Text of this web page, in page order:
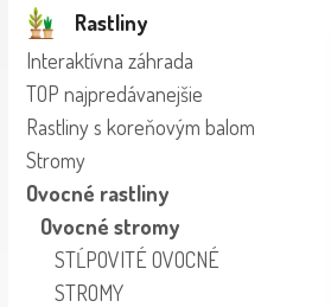
Rastliny
Interaktívna záhrada
TOP najpredávanejšie
Rastliny s koreňovým balom
Stromy
Ovocné rastliny
Ovocné stromy
STĹPOVITÉ OVOCNÉ
STROMY